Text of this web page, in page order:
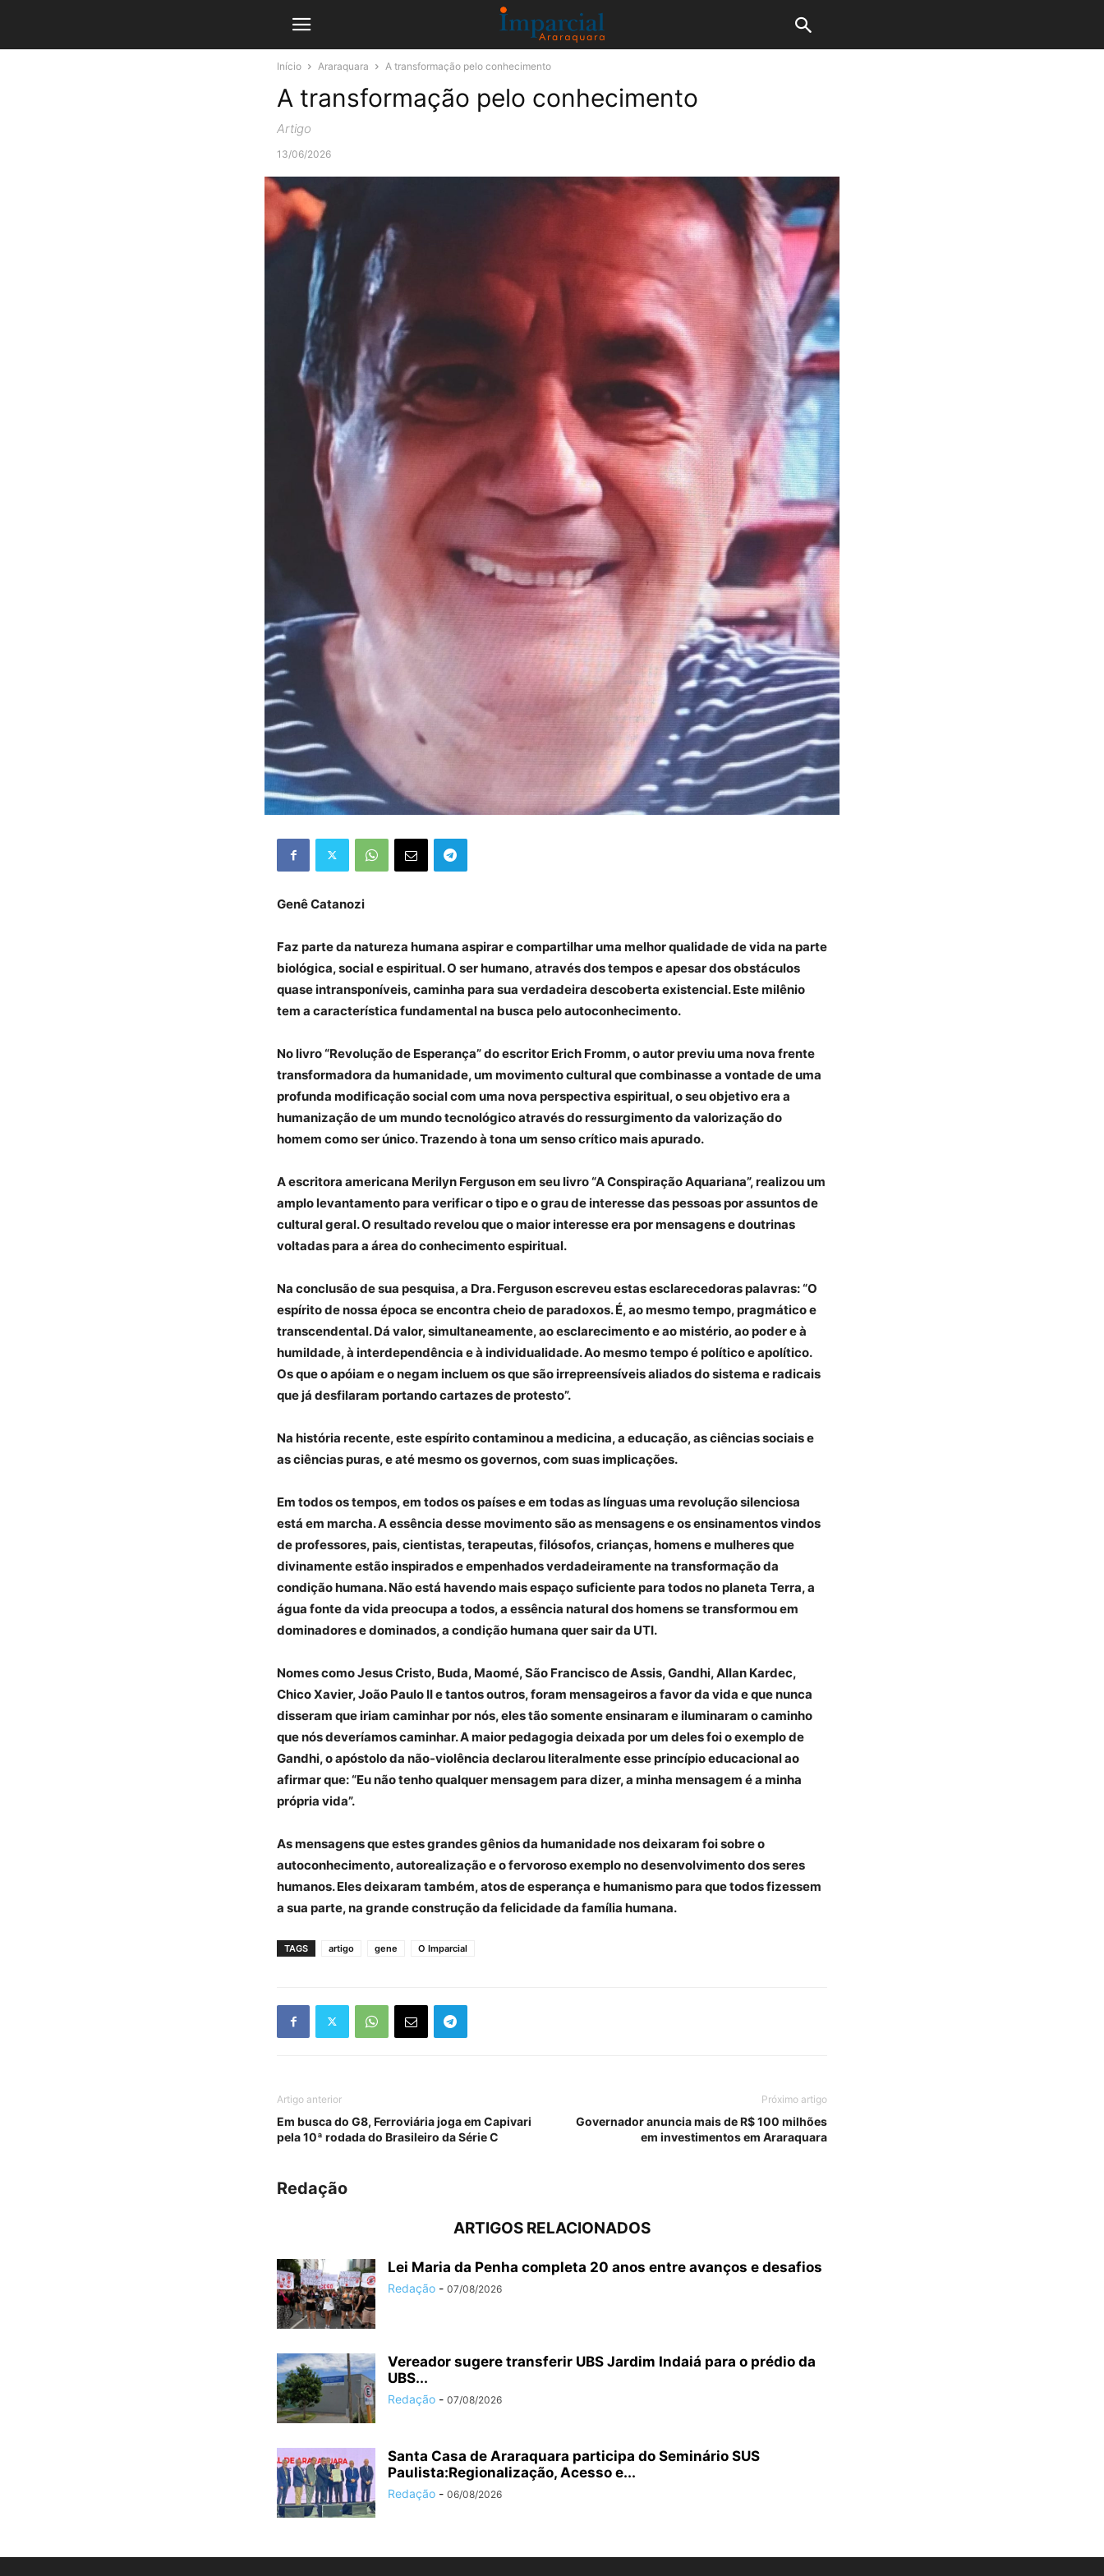
Início Araraquara A transformação pelo conhecimento
A transformação pelo conhecimento
Artigo
13/06/2026
Genê Catanozi
Faz parte da natureza humana aspirar e compartilhar uma melhor qualidade de vida na parte
biológica, social e espiritual. O ser humano, através dos tempos e apesar dos obstáculos
quase intransponíveis, caminha para sua verdadeira descoberta existencial. Este milênio
tem a característica fundamental na busca pelo autoconhecimento.
No livro “Revolução de Esperança” do escritor Erich Fromm, o autor previu uma nova frente
transformadora da humanidade, um movimento cultural que combinasse a vontade de uma
profunda modificação social com uma nova perspectiva espiritual, o seu objetivo era a
humanização de um mundo tecnológico através do ressurgimento da valorização do
homem como ser único. Trazendo à tona um senso crítico mais apurado.
A escritora americana Merilyn Ferguson em seu livro “A Conspiração Aquariana”, realizou um
amplo levantamento para verificar o tipo e o grau de interesse das pessoas por assuntos de
cultural geral. O resultado revelou que o maior interesse era por mensagens e doutrinas
voltadas para a área do conhecimento espiritual.
Na conclusão de sua pesquisa, a Dra. Ferguson escreveu estas esclarecedoras palavras: “O
espírito de nossa época se encontra cheio de paradoxos. É, ao mesmo tempo, pragmático e
transcendental. Dá valor, simultaneamente, ao esclarecimento e ao mistério, ao poder e à
humildade, à interdependência e à individualidade. Ao mesmo tempo é político e apolítico.
Os que o apóiam e o negam incluem os que são irrepreensíveis aliados do sistema e radicais
que já desfilaram portando cartazes de protesto”.
Na história recente, este espírito contaminou a medicina, a educação, as ciências sociais e
as ciências puras, e até mesmo os governos, com suas implicações.
Em todos os tempos, em todos os países e em todas as línguas uma revolução silenciosa
está em marcha. A essência desse movimento são as mensagens e os ensinamentos vindos
de professores, pais, cientistas, terapeutas, filósofos, crianças, homens e mulheres que
divinamente estão inspirados e empenhados verdadeiramente na transformação da
condição humana. Não está havendo mais espaço suficiente para todos no planeta Terra, a
água fonte da vida preocupa a todos, a essência natural dos homens se transformou em
dominadores e dominados, a condição humana quer sair da UTI.
Nomes como Jesus Cristo, Buda, Maomé, São Francisco de Assis, Gandhi, Allan Kardec,
Chico Xavier, João Paulo II e tantos outros, foram mensageiros a favor da vida e que nunca
disseram que iriam caminhar por nós, eles tão somente ensinaram e iluminaram o caminho
que nós deveríamos caminhar. A maior pedagogia deixada por um deles foi o exemplo de
Gandhi, o apóstolo da não-violência declarou literalmente esse princípio educacional ao
afirmar que: “Eu não tenho qualquer mensagem para dizer, a minha mensagem é a minha
própria vida”.
As mensagens que estes grandes gênios da humanidade nos deixaram foi sobre o
autoconhecimento, autorealização e o fervoroso exemplo no desenvolvimento dos seres
humanos. Eles deixaram também, atos de esperança e humanismo para que todos fizessem
a sua parte, na grande construção da felicidade da família humana.
TAGS artigo gene O Imparcial
Artigo anterior
Em busca do G8, Ferroviária joga em Capivari
pela 10ª rodada do Brasileiro da Série C
Próximo artigo
Governador anuncia mais de R$ 100 milhões
em investimentos em Araraquara
Redação
ARTIGOS RELACIONADOS
Lei Maria da Penha completa 20 anos entre avanços e desafios
Redação - 07/08/2026
Vereador sugere transferir UBS Jardim Indaiá para o prédio da
UBS...
Redação - 07/08/2026
Santa Casa de Araraquara participa do Seminário SUS
Paulista:Regionalização, Acesso e...
Redação - 06/08/2026